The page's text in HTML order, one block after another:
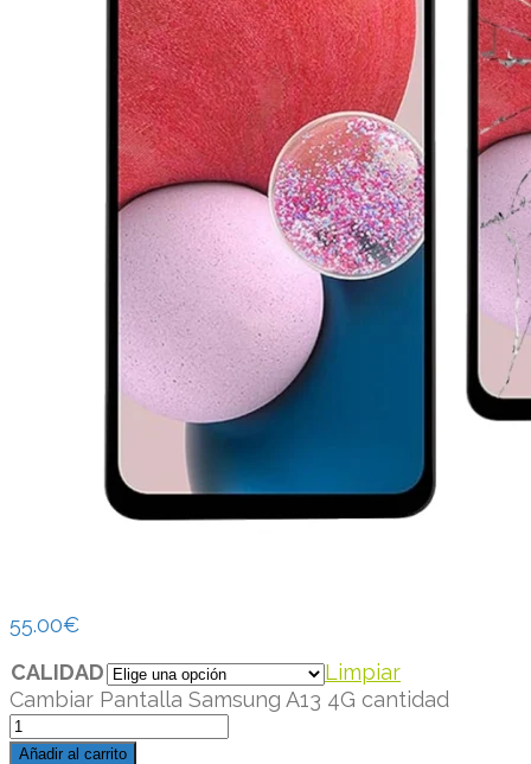
55.00€
CALIDAD
Limpiar
Cambiar Pantalla Samsung A13 4G cantidad
Añadir al carrito